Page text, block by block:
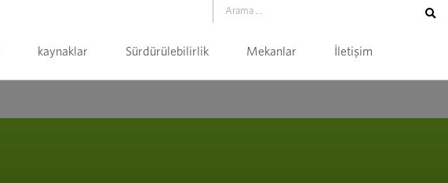
kaynaklar Sürdürülebilirlik Mekanlar İletişim